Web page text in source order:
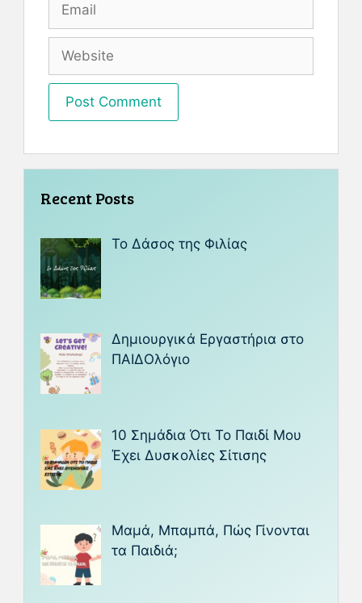
Recent Posts
Το Δάσος της Φιλίας
Δημιουργικά Εργαστήρια στο
ΠΑΙΔΟλόγιο
10 Σημάδια Ότι Το Παιδί Μου
Έχει Δυσκολίες Σίτισης
Μαμά, Μπαμπά, Πώς Γίνονται
τα Παιδιά;